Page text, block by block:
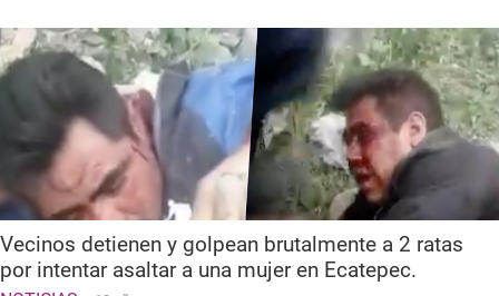
Vecinos detienen y golpean brutalmente a 2 ratas
por intentar asaltar a una mujer en Ecatepec.